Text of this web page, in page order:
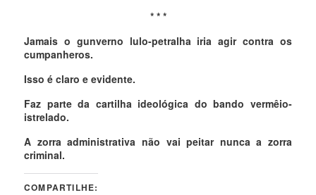
* * *
Jamais o gunverno lulo-petralha iria agir contra os
cumpanheros.
Isso é claro e evidente.
Faz parte da cartilha ideológica do bando vermêio-
istrelado.
A zorra administrativa não vai peitar nunca a zorra
criminal.
COMPARTILHE: